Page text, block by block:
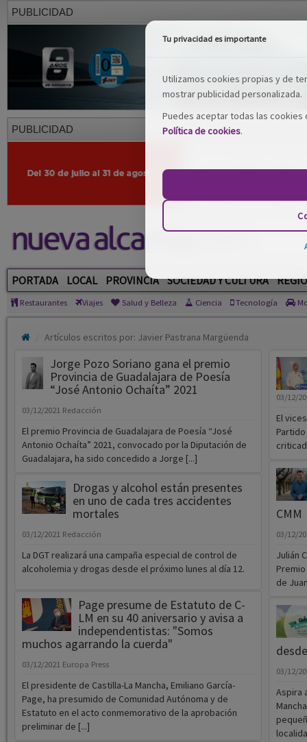
PUBLICIDAD
PUBLICIDAD
PORTADA LOCAL PROVINCIA SOCIEDAD Y CULTURA
Restaurantes Viajes Salud y Belleza Ciencia Tecnología
Artículos escritos por: Javier Pastrana Margüenda
Jorge Pozo Soriano gana el premio
Provincia de Guadalajara de Poesía
“José Antonio Ochaíta” 2021
03/12/2021 Redacción
El premio Provincia de Guadalajara de Poesía “José
Antonio Ochaíta” 2021, convocado por la Diputación de
Guadalajara, ha sido concedido a Jorge [...]
Drogas y alcohol están presentes
en uno de cada tres accidentes
mortales
03/12/2021 Redacción
La DGT realizará una campaña especial de control de
alcoholemia y drogas desde el próximo lunes al día 12.
Page presume de Estatuto de C-
LM en su 40 aniversario y avisa a
independentistas: "Somos
muchos agarrando la cuerda"
03/12/2021 Europa Press
El presidente de Castilla-La Mancha, Emiliano García-
Page, ha presumido de Comunidad Autónoma y de
Estatuto en el acto conmemorativo de la aprobación
preliminar de [...]
03/12/
El
CMM
03/12/
Julián
de
03/12/
Aspira
Tu privacidad es importante
Utilizamos cookies propias y de
mostrar publicidad personalizada.
Puedes aceptar todas las
Política de cookies.